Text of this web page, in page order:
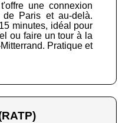
une connexion
Paris et au-delà.
minutes, idéal pour
ou faire un tour à la
Pratique et